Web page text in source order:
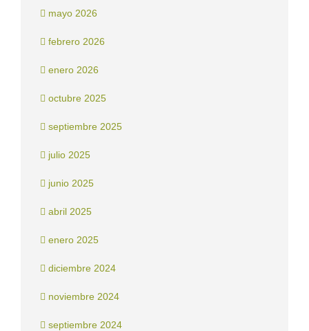
mayo 2026
febrero 2026
enero 2026
octubre 2025
septiembre 2025
julio 2025
junio 2025
abril 2025
enero 2025
diciembre 2024
noviembre 2024
septiembre 2024